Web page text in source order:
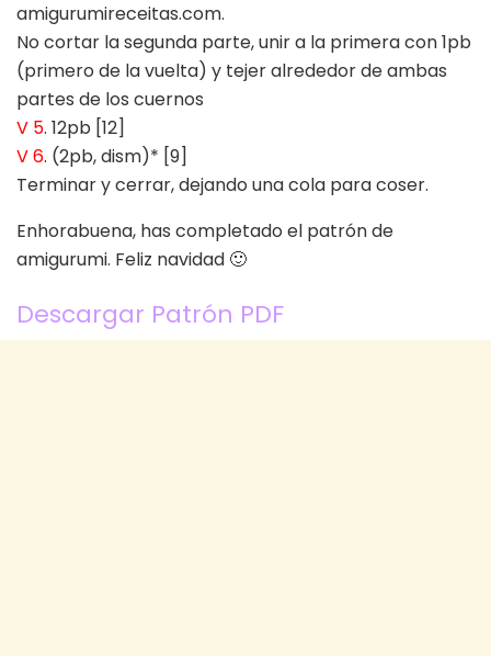
amigurumireceitas.com.
No cortar la segunda parte, unir a la primera con 1pb
(primero de la vuelta) y tejer alrededor de ambas
partes de los cuernos
V 5. 12pb [12]
V 6. (2pb, dism)* [9]
Terminar y cerrar, dejando una cola para coser.
Enhorabuena, has completado el patrón de
amigurumi. Feliz navidad 🙂
Descargar Patrón PDF